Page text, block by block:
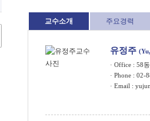
교수소개 주요경력
유정주
· Office : 58
· Phone : 02-
· Email :